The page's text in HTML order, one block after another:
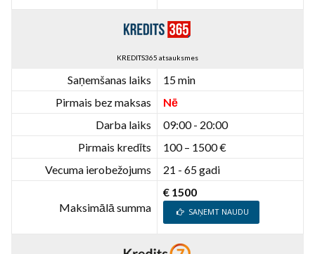
KREDITS365 atsauksmes
Saņemšanas laiks
15 min
Pirmais bez maksas
Nē
Darba laiks
09:00 - 20:00
Pirmais kredīts
100 – 1500 €
Vecuma ierobežojums
21 - 65 gadi
Maksimālā summa
€ 1500
SAŅEMT NAUDU